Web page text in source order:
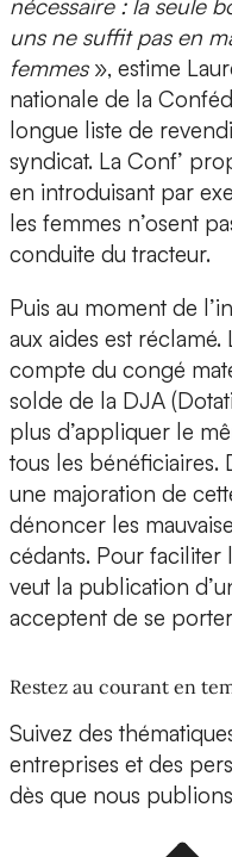
nécessaire : la seule
uns ne suffit pas en
femmes », estime
nationale de la
longue liste de
syndicat. La Conf’
en introduisant par
les femmes n’osent
conduite du tracteur.
Puis au moment de
aux aides est
compte du congé
solde de la DJA
plus d’appliquer le
tous les bénéficiaires.
une majoration de
dénoncer les
cédants. Pour faciliter
veut la publication
acceptent de se
Restez au courant en
Suivez des
entreprises et des
dès que nous